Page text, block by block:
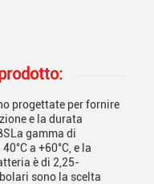
progettate per fornire
e la durata
gamma di
a +60°C, e la
è di 2,25-
sono la scelta